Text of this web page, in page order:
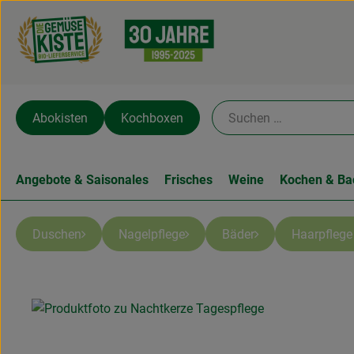
Abokisten Kochboxen
Angebote & Saisonales Frisches Weine Kochen &
Duschen Nagelpflege Bäder